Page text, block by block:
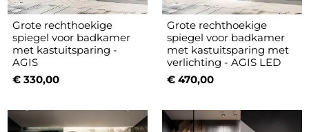
Grote rechthoekige
spiegel voor badkamer
met kastuitsparing -
AGIS
€ 330,00
Grote rechthoekige
spiegel voor badkamer
met kastuitsparing met
verlichting - AGIS LED
€ 470,00